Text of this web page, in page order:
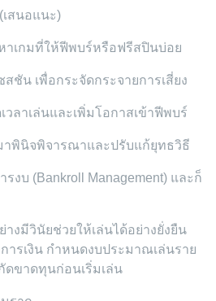
สนอแนะ)
าเกมที่ให้ฟีพบร์หรือฟรีสปินบ่อย
สชัน เพื่อกระจัดกระจายการเสี่ยง
วลาเล่นและเพิ่มโอกาสเข้าฟีพบร์
าพินิจพิจารณาและปรับแก้ยุทธวิธี
งบ (Bankroll Management) และก็
งมีวินัยช่วยให้เล่นได้อย่างยั่งยืน
ารเงิน กำหนดงบประมาณเล่นราย
ดขาดทุนก่อนเริ่มเล่น